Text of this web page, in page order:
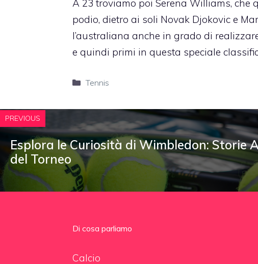
A 23 troviamo poi Serena Williams,
podio, dietro ai soli Novak Djokovic e
l’australiana anche in grado di
e quindi primi in questa speciale
Categorie
Tennis
PREVIOUS
Esplora le Curiosità di Wimbledon: Storie
del Torneo
Di cosa parliamo
Calcio